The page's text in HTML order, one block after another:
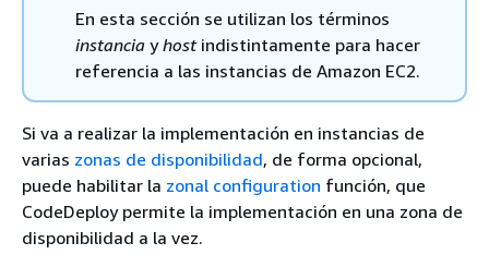
En esta sección se utilizan los términos
instancia yhostindistintamente para hacer
referencia a las instancias de Amazon EC2.
Si va a realizar la implementación en instancias de
varias zonas de disponibilidad, de forma opcional,
puede habilitar la zonal configuration función, que
CodeDeploy permite la implementación en una zona de
disponibilidad a la vez.